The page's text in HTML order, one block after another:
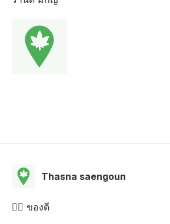
Thasna saengoun
👍🏻 ของดี